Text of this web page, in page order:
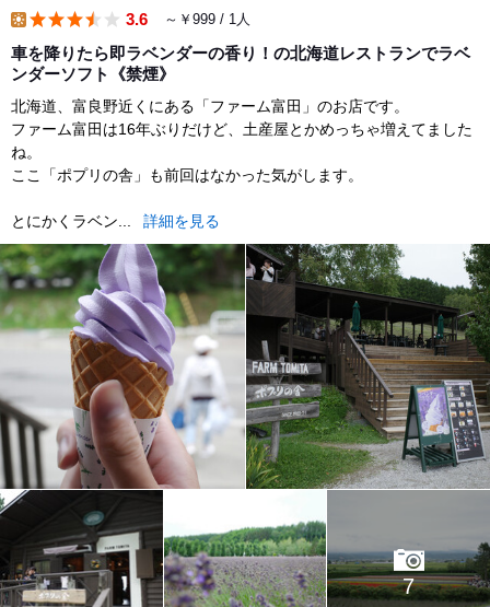
3.6 ～￥999 / 1人
車を降りたら即ラベンダーの香り！の北海道レストランでラベ
ンダーソフト《禁煙》
北海道、富良野近くにある「ファーム富田」のお店です。
ファーム富田は16年ぶりだけど、土産屋とかめっちゃ増えてました
ね。
ここ「ポプリの舎」も前回はなかった気がします。
とにかくラベン... 詳細を見る
7